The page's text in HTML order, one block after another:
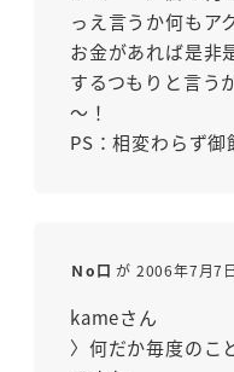
っえ言うか何もア
お金があれば是非
するつもりと言う
～！
PS：相変わらず御
Ｎo口 が 2006年7月7
kameさん
〉何だか毎度のこ